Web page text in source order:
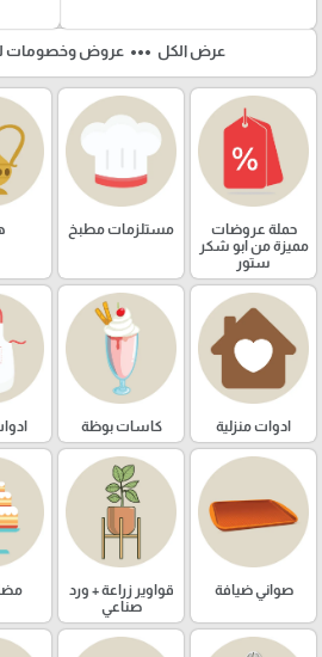
عرض الكل more_horiz عروض وخصومات
حملة عروضات
مميزة من ابو شكر
ستور
مستلزمات مطبخ
ادوات منزلية كاسات بوظة
صواني ضيافة
قواوير زراعة + ورد
صناعي